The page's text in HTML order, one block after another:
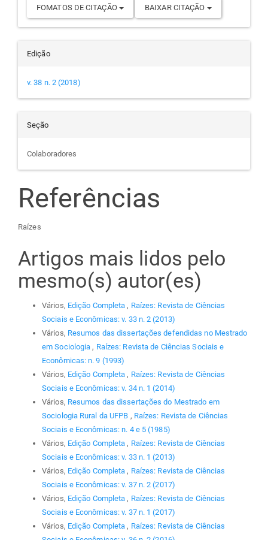
FOMATOS DE CITAÇÃO BAIXAR CITAÇÃO
Edição
v. 38 n. 2 (2018)
Seção
Colaboradores
Referências
Raízes
Artigos mais lidos pelo
mesmo(s) autor(es)
Vários, Edição Completa, Raízes: Revista de Ciências
Sociais e Econômicas: v. 33 n. 2 (2013)
Vários, Resumos das dissertações defendidas no Mestrado
em Sociologia, Raízes: Revista de Ciências Sociais e
Econômicas: n. 9 (1993)
Vários, Edição Completa, Raízes: Revista de Ciências
Sociais e Econômicas: v. 34 n. 1 (2014)
Vários, Resumos das dissertações do Mestrado em
Sociologia Rural da UFPB , Raízes: Revista de Ciências
Sociais e Econômicas: n. 4 e 5 (1985)
Vários, Edição Completa, Raízes: Revista de Ciências
Sociais e Econômicas: v. 33 n. 1 (2013)
Vários, Edição Completa, Raízes: Revista de Ciências
Sociais e Econômicas: v. 37 n. 2 (2017)
Vários, Edição Completa, Raízes: Revista de Ciências
Sociais e Econômicas: v. 37 n. 1 (2017)
Vários, Edição Completa, Raízes: Revista de Ciências